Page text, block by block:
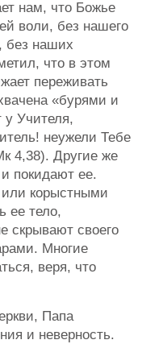
нам, что Божье
воли, без нашего
без наших
что в этом
переживать
«бурями и
Учителя,
неужели Тебе
4,38). Другие же
покидают ее.
или корыстными
ее тело,
скрывают своего
Многие
веря, что
Папа
и неверность.